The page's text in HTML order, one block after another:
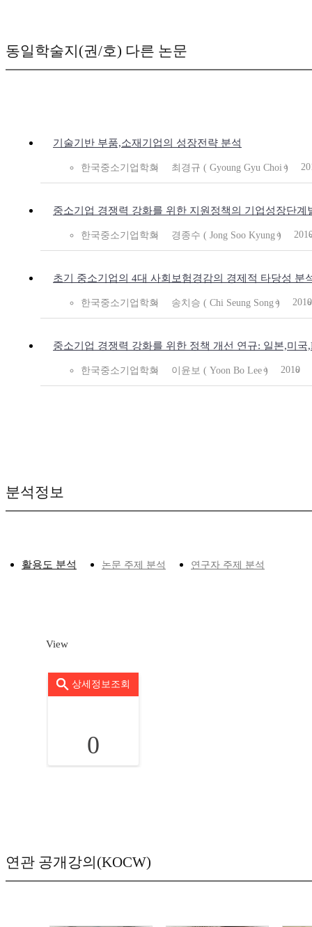
동일학술지(권/호) 다른 논문
기술기반 부품,소재기업의 성장전략 분석
한국중소기업학회 최경규 ( Gyoung Gyu Choi )
중소기업 경쟁력 강화를 위한 지원정책의 기업성장단계
한국중소기업학회 경종수 ( Jong Soo Kyung )
초기 중소기업의 4대 사회보험경감의 경제적 타당성 분
한국중소기업학회 송치승 ( Chi Seung Song ) 2010
중소기업 경쟁력 강화를 위한 정책 개선 연규: 일본,미
한국중소기업학회 이윤보 ( Yoon Bo Lee ) 2010
분석정보
활용도 분석 논문 주제 분석 연구자 주제 분석
View
상세정보조회
0
연관 공개강의(KOCW)